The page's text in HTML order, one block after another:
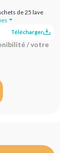
de 25 lave
Télécharger
/ votre